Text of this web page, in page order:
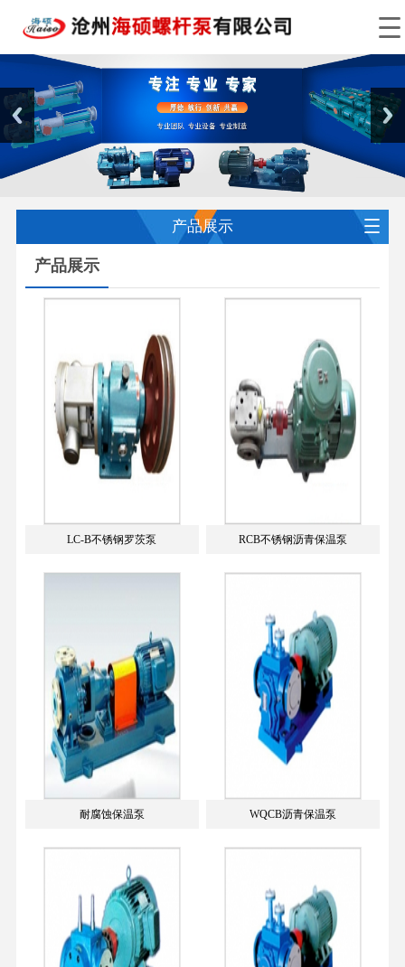
产品展示
产品展示
LC-B不锈钢罗茨泵 RCB不锈钢沥青保温泵
耐腐蚀保温泵 WQCB沥青保温泵